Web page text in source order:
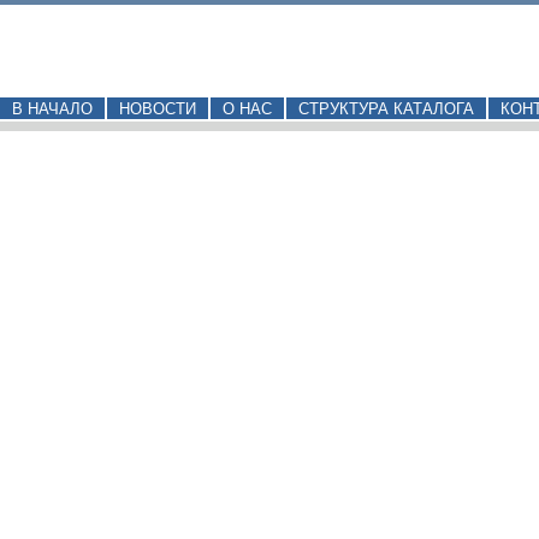
В НАЧАЛО НОВОСТИ О НАС СТРУКТУРА КАТАЛОГА